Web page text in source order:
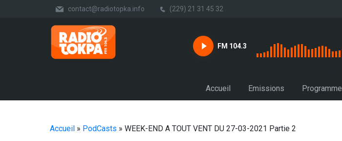
contact@radiotopka.info (229) 21 31 45 32
FM 104.3
Accueil
Emissions Programme
Accueil » PodCasts » WEEK-END A TOUT VENT DU 27-03-2021 Partie 2